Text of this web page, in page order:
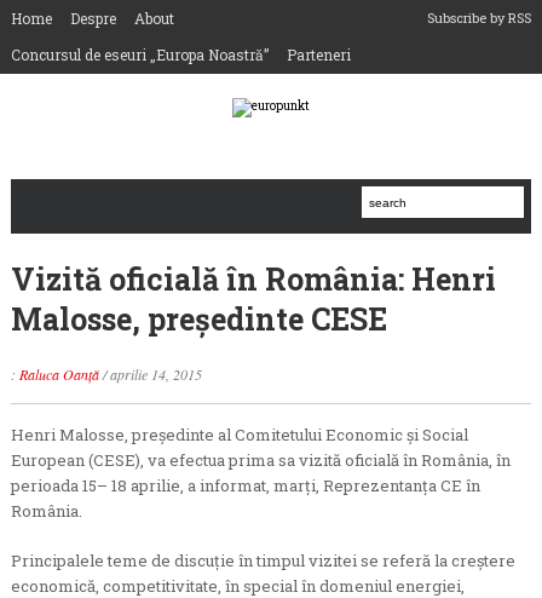
Subscribe by RSS
Home Despre
About
Concursul de eseuri „Europa Noastră”
Parteneri
Vizită oficială în România: Henri
Malosse, preşedinte CESE
: Raluca Oanță/aprilie 14, 2015
Henri Malosse, președinte al Comitetului Economic și Social
European (CESE), va efectua prima sa vizită oficială în România, în
perioada 15– 18 aprilie, a informat, marţi, Reprezentanţa CE în
România.
Principalele teme de discuție în timpul vizitei se referă la creștere
economică, competitivitate, în special în domeniul energiei,